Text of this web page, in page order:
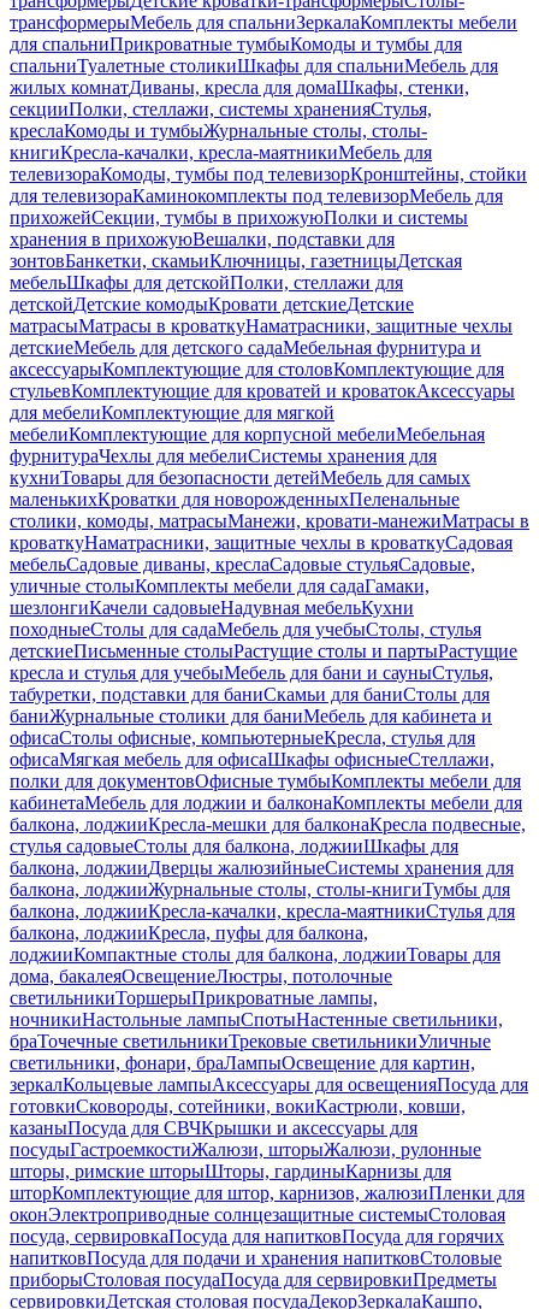
трансформерыМебель для спальниЗеркалаКомплекты мебели
для спальниПрикроватные тумбыКомоды и тумбы для
спальниТуалетные столикиШкафы для спальниМебель для
жилых комнатДиваны, кресла для домаШкафы, стенки,
секцииПолки, стеллажи, системы храненияСтулья,
креслаКомоды и тумбыЖурнальные столы, столы-
книгиКресла-качалки, кресла-маятникиМебель для
телевизораКомоды, тумбы под телевизорКронштейны, стойки
для телевизораКаминокомплекты под телевизорМебель для
прихожейСекции, тумбы в прихожуюПолки и системы
хранения в прихожуюВешалки, подставки для
зонтовБанкетки, скамьиКлючницы, газетницыДетская
мебельШкафы для детскойПолки, стеллажи для
детскойДетские комодыКровати детскиеДетские
матрасыМатрасы в кроваткуНаматрасники, защитные чехлы
детскиеМебель для детского садаМебельная фурнитура и
аксессуарыКомплектующие для столовКомплектующие для
стульевКомплектующие для кроватей и кроватокАксессуары
для мебелиКомплектующие для мягкой
мебелиКомплектующие для корпусной мебелиМебельная
фурнитураЧехлы для мебелиСистемы хранения для
кухниТовары для безопасности детейМебель для самых
маленькихКроватки для новорожденныхПеленальные
столики, комоды, матрасыМанежи, кровати-манежиМатрасы в
кроваткуНаматрасники, защитные чехлы в кроваткуСадовая
мебельСадовые диваны, креслаСадовые стульяСадовые,
уличные столыКомплекты мебели для садаГамаки,
шезлонгиКачели садовыеНадувная мебельКухни
походныеСтолы для садаМебель для учебыСтолы, стулья
детскиеПисьменные столыРастущие столы и партыРастущие
кресла и стулья для учебыМебель для бани и сауныСтулья,
табуретки, подставки для баниСкамьи для баниСтолы для
баниЖурнальные столики для баниМебель для кабинета и
офисаСтолы офисные, компьютерныеКресла, стулья для
офисаМягкая мебель для офисаШкафы офисныеСтеллажи,
полки для документовОфисные тумбыКомплекты мебели для
кабинетаМебель для лоджии и балконаКомплекты мебели для
балкона, лоджииКресла-мешки для балконаКресла подвесные,
стулья садовыеСтолы для балкона, лоджииШкафы для
балкона, лоджииДверцы жалюзийныеСистемы хранения для
балкона, лоджииЖурнальные столы, столы-книгиТумбы для
балкона, лоджииКресла-качалки, кресла-маятникиСтулья для
балкона, лоджииКресла, пуфы для балкона,
лоджииКомпактные столы для балкона, лоджииТовары для
дома, бакалеяОсвещениеЛюстры, потолочные
светильникиТоршерыПрикроватные лампы,
ночникиНастольные лампыСпотыНастенные светильники,
браТочечные светильникиТрековые светильникиУличные
светильники, фонари, браЛампыОсвещение для картин,
зеркалКольцевые лампыАксессуары для освещенияПосуда для
готовкиСковороды, сотейники, вокиКастрюли, ковши,
казаныПосуда для СВЧКрышки и аксессуары для
посудыГастроемкостиЖалюзи, шторыЖалюзи, рулонные
шторы, римские шторыШторы, гардиныКарнизы для
шторКомплектующие для штор, карнизов, жалюзиПленки для
оконЭлектроприводные солнцезащитные системыСтоловая
посуда, сервировкаПосуда для напитковПосуда для горячих
напитковПосуда для подачи и хранения напитковСтоловые
приборыСтоловая посудаПосуда для сервировкиПредметы
сервировкиДетская столовая посудаДекорЗеркалаКашпо,